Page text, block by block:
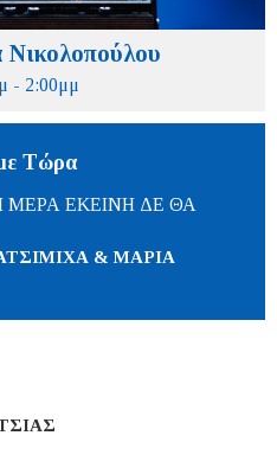
Νικολοπούλου
- 2:00μμ
Τώρα
ΜΕΡΑ ΕΚΕΙΝΗ ΔΕ ΘΑ
& ΜΑΡΙΑ